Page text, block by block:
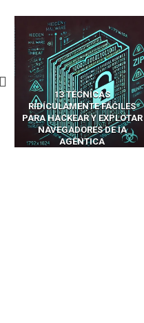
CÓMO LOS HACKERS
MANIPULAN GITHUB
COPILOT DENTRO DE VS CODE